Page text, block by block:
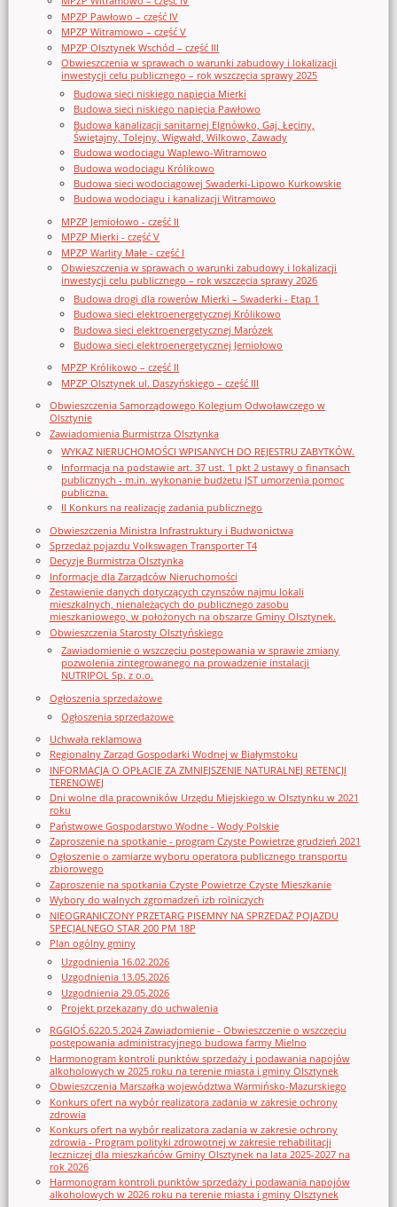
MPZP Pawłowo – część IV
MPZP Witramowo – część V
MPZP Olsztynek Wschód – część III
Obwieszczenia w sprawach o warunki zabudowy i lokalizacji
inwestycji celu publicznego – rok wszczęcia sprawy 2025
Budowa sieci niskiego napięcia Mierki
Budowa sieci niskiego napięcia Pawłowo
Budowa kanalizacji sanitarnej Elgnówko, Gaj, Łęciny,
Świętajny, Tolejny, Wigwałd, Wilkowo, Zawady
Budowa wodociągu Waplewo-Witramowo
Budowa wodociągu Królikowo
Budowa sieci wodociągowej Swaderki-Lipowo Kurkowskie
Budowa wodociągu i kanalizacji Witramowo
MPZP Jemiołowo - część II
MPZP Mierki - część V
MPZP Warlity Małe - część I
Obwieszczenia w sprawach o warunki zabudowy i lokalizacji
inwestycji celu publicznego – rok wszczęcia sprawy 2026
Budowa drogi dla rowerów Mierki – Swaderki - Etap 1
Budowa sieci elektroenergetycznej Królikowo
Budowa sieci elektroenergetycznej Marózek
Budowa sieci elektroenergetycznej Jemiołowo
MPZP Królikowo – część II
MPZP Olsztynek ul. Daszyńskiego – część III
Obwieszczenia Samorządowego Kolegium Odwoławczego w
Olsztynie
Zawiadomienia Burmistrza Olsztynka
WYKAZ NIERUCHOMOŚCI WPISANYCH DO REJESTRU ZABYTKÓW.
Informacja na podstawie art. 37 ust. 1 pkt 2 ustawy o finansach
publicznych - m.in. wykonanie budżetu JST umorzenia pomoc
publiczna.
II Konkurs na realizację zadania publicznego
Obwieszczenia Ministra Infrastruktury i Budwonictwa
Sprzedaż pojazdu Volkswagen Transporter T4
Decyzje Burmistrza Olsztynka
Informacje dla Zarządców Nieruchomości
Zestawienie danych dotyczących czynszów najmu lokali
mieszkalnych, nienależących do publicznego zasobu
mieszkaniowego, w położonych na obszarze Gminy Olsztynek.
Obwieszczenia Starosty Olsztyńskiego
Zawiadomienie o wszczęciu postępowania w sprawie zmiany
pozwolenia zintegrowanego na prowadzenie instalacji
NUTRIPOL Sp. z o.o.
Ogłoszenia sprzedażowe
Ogłoszenia sprzedażowe
Uchwała reklamowa
Regionalny Zarząd Gospodarki Wodnej w Białymstoku
INFORMACJA O OPŁACIE ZA ZMNIEJSZENIE NATURALNEJ RETENCJI
TERENOWEJ
Dni wolne dla pracowników Urzędu Miejskiego w Olsztynku w 2021
roku
Państwowe Gospodarstwo Wodne - Wody Polskie
Zaproszenie na spotkanie - program Czyste Powietrze grudzień 2021
Ogłoszenie o zamiarze wyboru operatora publicznego transportu
zbiorowego
Zaproszenie na spotkania Czyste Powietrze Czyste Mieszkanie
Wybory do walnych zgromadzeń izb rolniczych
NIEOGRANICZONY PRZETARG PISEMNY NA SPRZEDAŻ POJAZDU
SPECJALNEGO STAR 200 PM 18P
Plan ogólny gminy
Uzgodnienia 16.02.2026
Uzgodnienia 13.05.2026
Uzgodnienia 29.05.2026
Projekt przekazany do uchwalenia
RGGIOŚ.6220.5.2024 Zawiadomienie - Obwieszczenie o wszczęciu
postępowania administracyjnego budowa farmy Mielno
Harmonogram kontroli punktów sprzedaży i podawania napojów
alkoholowych w 2025 roku na terenie miasta i gminy Olsztynek
Obwieszczenia Marszałka województwa Warmińsko-Mazurskiego
Konkurs ofert na wybór realizatora zadania w zakresie ochrony
zdrowia
Konkurs ofert na wybór realizatora zadania w zakresie ochrony
zdrowia - Program polityki zdrowotnej w zakresie rehabilitacji
leczniczej dla mieszkańców Gminy Olsztynek na lata 2025-2027 na
rok 2026
Harmonogram kontroli punktów sprzedaży i podawania napojów
alkoholowych w 2026 roku na terenie miasta i gminy Olsztynek